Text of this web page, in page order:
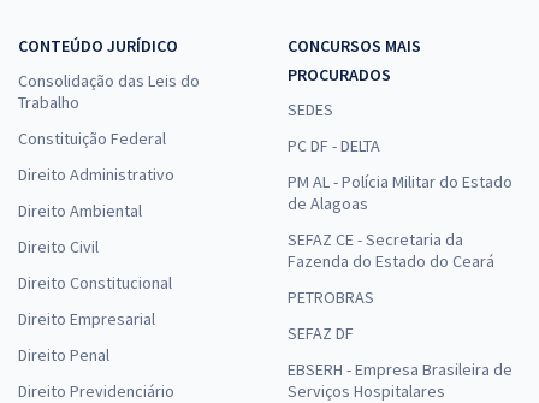
CONTEÚDO JURÍDICO
Consolidação das Leis do
Trabalho
Constituição Federal
Direito Administrativo
Direito Ambiental
Direito Civil
Direito Constitucional
Direito Empresarial
Direito Penal
Direito Previdenciário
CONCURSOS MAIS
PROCURADOS
SEDES
PC DF - DELTA
PM AL - Polícia Militar do Estado
de Alagoas
SEFAZ CE - Secretaria da
Fazenda do Estado do Ceará
PETROBRAS
SEFAZ DF
EBSERH - Empresa Brasileira de
Serviços Hospitalares